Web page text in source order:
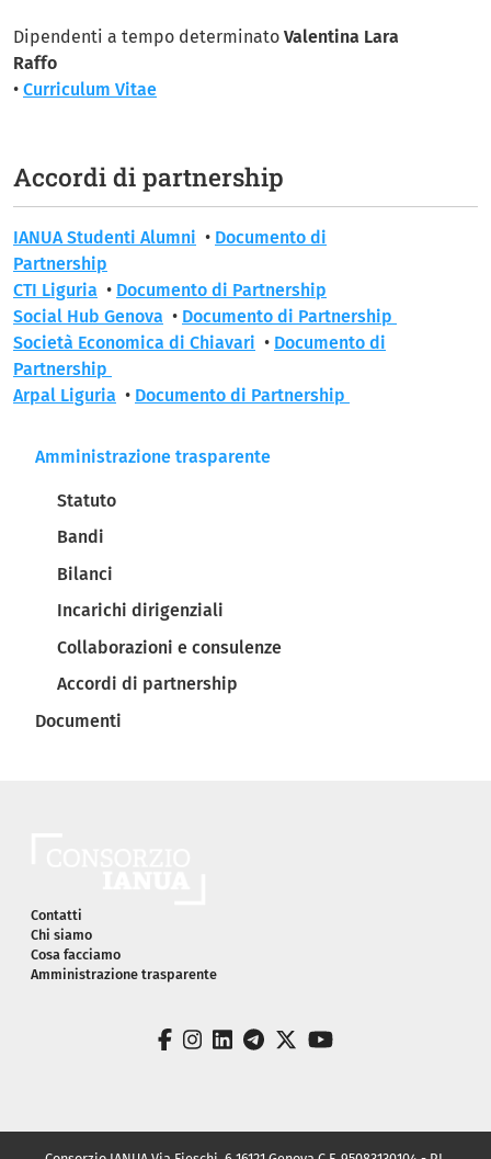
Dipendenti a tempo determinato Valentina Lara
Raffo
• Curriculum Vitae
Accordi di partnership
IANUA Studenti Alumni • Documento di
Partnership
CTI Liguria • Documento di Partnership
Social Hub Genova • Documento di Partnership
Società Economica di Chiavari • Documento di
Partnership
Arpal Liguria • Documento di Partnership
Navigazione principale
Amministrazione trasparente
Statuto
Bandi
Bilanci
Incarichi dirigenziali
Collaborazioni e consulenze
Accordi di partnership
Documenti
Piè di pagina
Contatti
Chi siamo
Cosa facciamo
Amministrazione trasparente
facebook
instagram
linkedin
telegram
twitteryoutube